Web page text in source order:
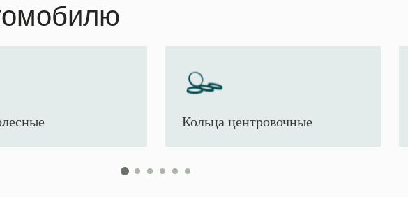
Кольца центровочные